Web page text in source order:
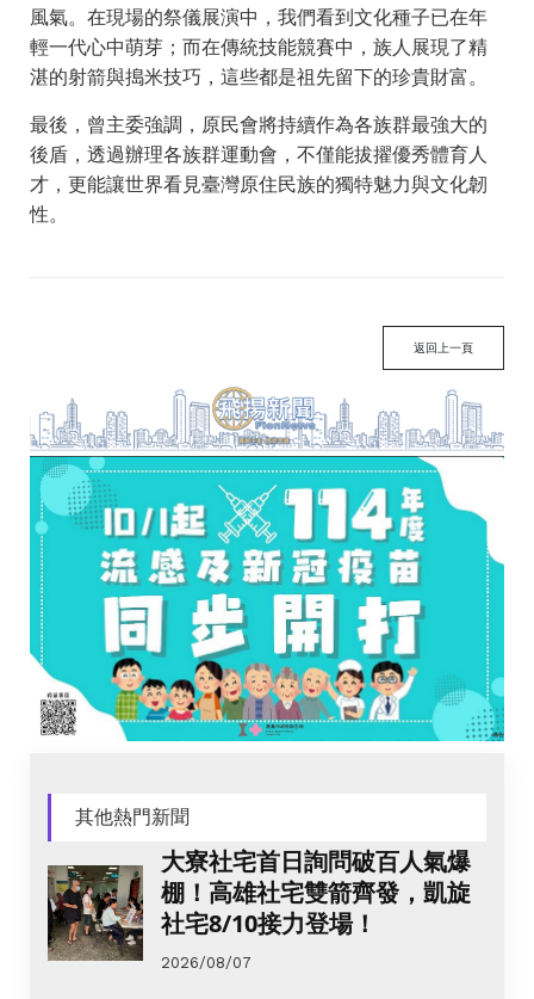
風氣。在現場的祭儀展演中，我們看到文化種子已在年
輕一代心中萌芽；而在傳統技能競賽中，族人展現了精
湛的射箭與搗米技巧，這些都是祖先留下的珍貴財富。
最後，曾主委強調，原民會將持續作為各族群最強大的
後盾，透過辦理各族群運動會，不僅能拔擢優秀體育人
才，更能讓世界看見臺灣原住民族的獨特魅力與文化韌
性。
返回上一頁
其他熱門新聞
大寮社宅首日詢問破百人氣爆
棚！高雄社宅雙箭齊發，凱旋
社宅8/10接力登場！
2026/08/07